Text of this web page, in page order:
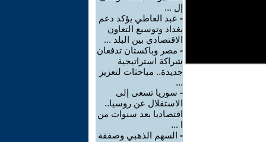
إل ...
- عبد العاطي يؤكد دعم
بغداد وتوسيع التعاون
الاقتصادي بين البلد ...
- مصر وباكستان تدفعان
شراكة استراتيجية
جديدة.. مباحثات لتعزيز
...
- سوريا تسعى إلى
الاستقلال عن روسيا..
اقتصاديا بعد سنوات من
ا ...
- السهم الذهبي وصفقة